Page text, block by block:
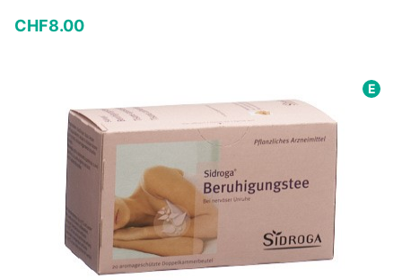
CHF8.00
In den Warenkorb
E